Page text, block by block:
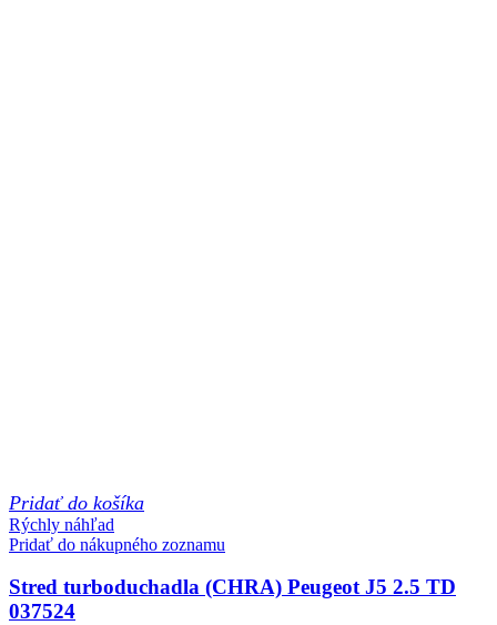
Pridať do košíka
Rýchly náhľad
Pridať do nákupného zoznamu
Stred turboduchadla (CHRA) Peugeot J5 2.5 TD
037524